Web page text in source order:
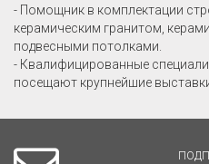
- Помощник в комплектации
керамическим гранитом,
подвесными потолками.
- Квалифицированные
посещают крупнейшие